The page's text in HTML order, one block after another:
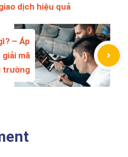
dịch hiệu quả
– Áp
mã
trường